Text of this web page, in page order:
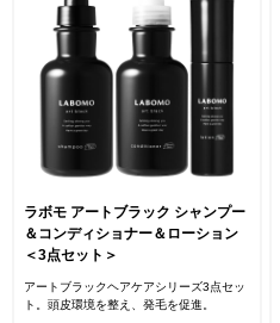
ラボモ アートブラック シャンプー
＆コンディショナー＆ローション
＜3点セット＞
アートブラックヘアケアシリーズ3点セッ
ト。頭皮環境を整え、発毛を促進。